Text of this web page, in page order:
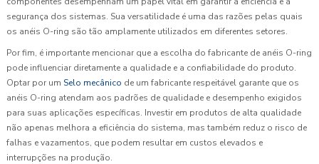
segurança dos sistemas. Sua versatilidade é uma das razões pelas quais
os anéis O-ring são tão amplamente utilizados em diferentes setores.
Por fim, é importante mencionar que a escolha do fabricante de anéis O-ring
pode influenciar diretamente a qualidade e a confiabilidade do produto.
Optar por um Selo mecânico de um fabricante respeitável garante que os
anéis O-ring atendam aos padrões de qualidade e desempenho exigidos
para suas aplicações específicas. Investir em produtos de alta qualidade
não apenas melhora a eficiência do sistema, mas também reduz o risco de
falhas e vazamentos, que podem resultar em custos elevados e
interrupções na produção.